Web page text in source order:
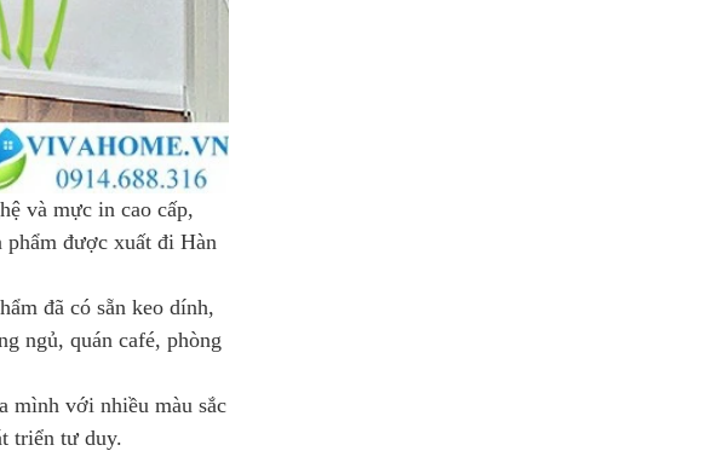
và mực in cao cấp,
phẩm được xuất đi Hàn
đã có sẵn keo dính,
ngủ, quán café, phòng
mình với nhiều màu sắc
triển tư duy.